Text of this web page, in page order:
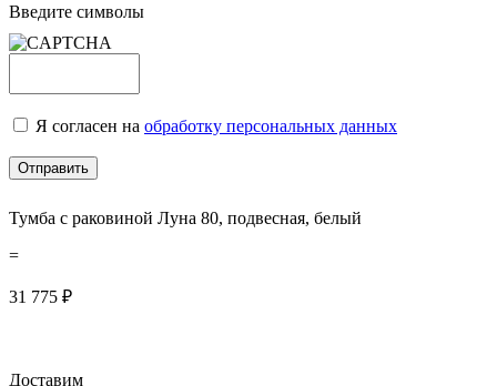
Введите символы
Я согласен на обработку персональных данных
Тумба с раковиной Луна 80, подвесная, белый
=
31 775 ₽
Доставим